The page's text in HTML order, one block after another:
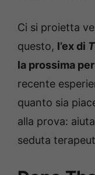
Ci si proietta
questo, l’ex di
la prossima
recente
quanto sia
alla prova:
seduta